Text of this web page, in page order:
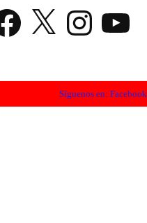
X Instagram
Síguenos en: Facebook